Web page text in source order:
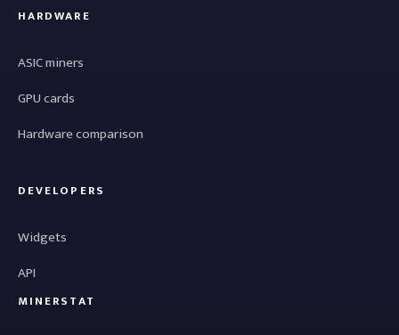
HARDWARE
ASIC miners
GPU cards
Hardware comparison
DEVELOPERS
Widgets
API
MINERSTAT